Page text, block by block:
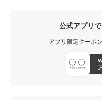
公式アプリ
アプリ限定クーポ